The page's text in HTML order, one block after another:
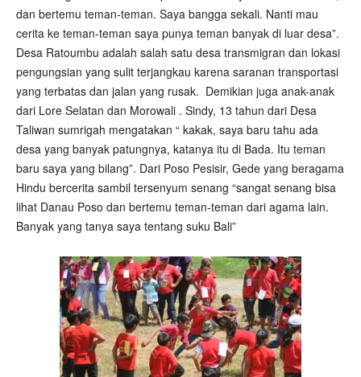
dan bertemu teman-teman. Saya bangga sekali. Nanti mau
cerita ke teman-teman saya punya teman banyak di luar desa”.
Desa Ratoumbu adalah salah satu desa transmigran dan lokasi
pengungsian yang sulit terjangkau karena saranan transportasi
yang terbatas dan jalan yang rusak. Demikian juga anak-anak
dari Lore Selatan dan Morowali . Sindy, 13 tahun dari Desa
Taliwan sumrigah mengatakan “ kakak, saya baru tahu ada
desa yang banyak patungnya, katanya itu di Bada. Itu teman
baru saya yang bilang”. Dari Poso Pesisir, Gede yang beragama
Hindu bercerita sambil tersenyum senang “sangat senang bisa
lihat Danau Poso dan bertemu teman-teman dari agama lain.
Banyak yang tanya saya tentang suku Bali”